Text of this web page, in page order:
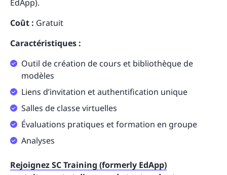
EdApp).
Coût : Gratuit
Caractéristiques :
Outil de création de cours et bibliothèque de
modèles
Liens d’invitation et authentification unique
Salles de classe virtuelles
Évaluations pratiques et formation en groupe
Analyses
Rejoignez SC Training (formerly EdApp)